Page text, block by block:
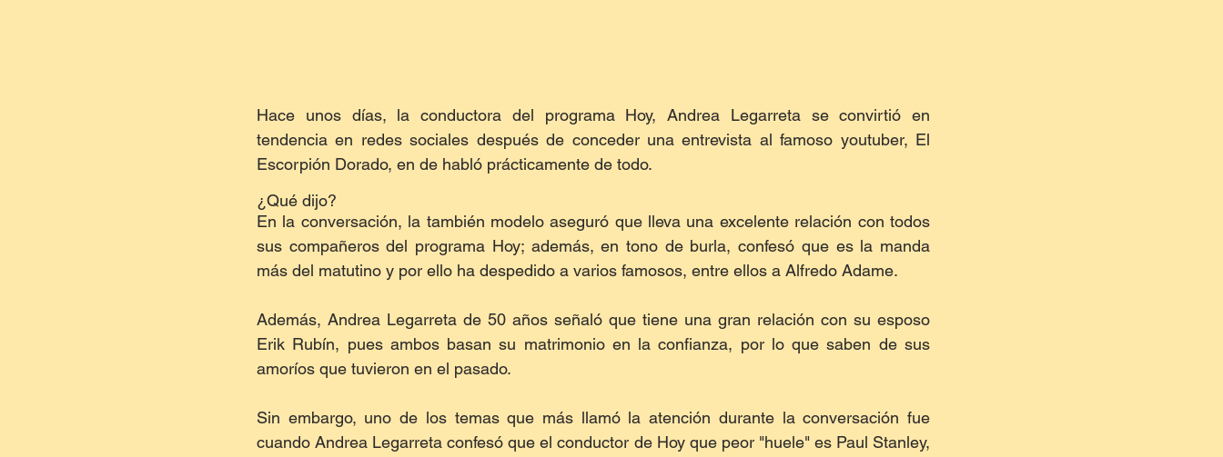
Hace unos días, la conductora del programa Hoy, Andrea Legarreta se convirtió en
tendencia en redes sociales después de conceder una entrevista al famoso youtuber, El
Escorpión Dorado, en de habló prácticamente de todo.
¿Qué dijo?
En la conversación, la también modelo aseguró que lleva una excelente relación con todos
sus compañeros del programa Hoy; además, en tono de burla, confesó que es la manda
más del matutino y por ello ha despedido a varios famosos, entre ellos a Alfredo Adame.
Además, Andrea Legarreta de 50 años señaló que tiene una gran relación con su esposo
Erik Rubín, pues ambos basan su matrimonio en la confianza, por lo que saben de sus
amoríos que tuvieron en el pasado.
Sin embargo, uno de los temas que más llamó la atención durante la conversación fue
cuando Andrea Legarreta confesó que el conductor de Hoy que peor "huele" es Paul Stanley,